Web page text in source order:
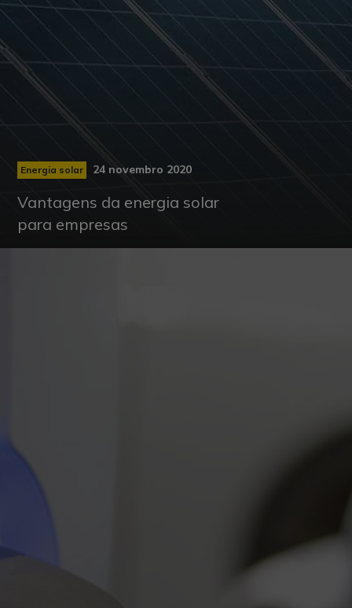
Energia solar 24 novembro 2020
Vantagens da energia solar
para empresas